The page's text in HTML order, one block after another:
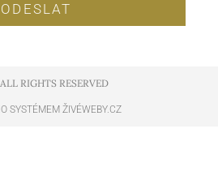
ODESLAT
RIGHTS RESERVED​
SYSTÉMEM ŽIVÉWEBY.CZ